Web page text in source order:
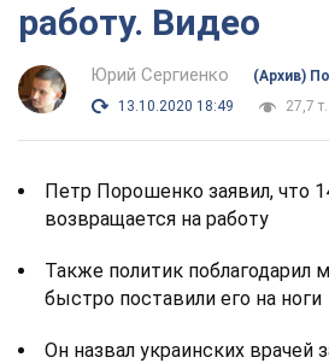
работу. Видео
Юрий Сергиенко
(Архив)
13.10.2020 18:49
27,7 т.
Петр Порошенко заявил, что
возвращается на работу
Также политик поблагодарил
быстро поставили его на ноги
Он назвал украинских врачей